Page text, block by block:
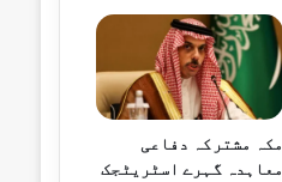
مکہ مشترکہ دفاعی
معاہدہ گہرے اسٹریٹجک